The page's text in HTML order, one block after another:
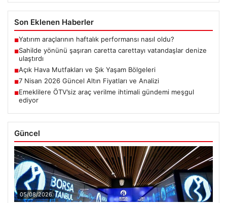
Son Eklenen Haberler
■Yatırım araçlarının haftalık performansı nasıl oldu?
■Sahilde yönünü şaşıran caretta carettayı vatandaşlar denize
ulaştırdı
■Açık Hava Mutfakları ve Şık Yaşam Bölgeleri
■7 Nisan 2026 Güncel Altın Fiyatları ve Analizi
■Emeklilere ÖTV’siz araç verilme ihtimali gündemi meşgul
ediyor
Güncel
05/08/2026